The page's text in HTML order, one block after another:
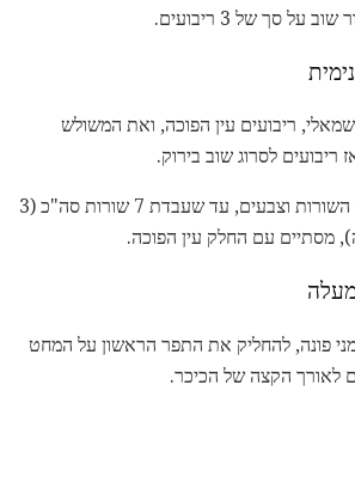
סך של 3 ריבועים.
ריבועים עין הפוכה, ואת המשולש
ריבועים לסרוג שוב בירוק.
המשך כך, לסירוגין סוגי השורות וצבעים, עד שעבדת 7 שורות סה"כ (3
פונה, להחליק את התפר הראשון על המחט